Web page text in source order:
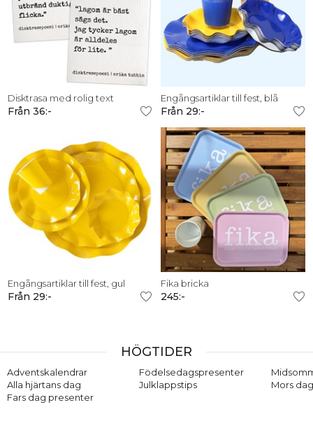
Disktrasa med rolig text
Från 36:-
Engångsartiklar till fest, blå
Från 29:-
Engångsartiklar till fest, gul
Från 29:-
Fika bricka
245:-
HÖGTIDER
Adventskalendrar
Alla hjärtans dag
Fars dag presenter
Födelsedagspresenter
Julklappstips
Mors